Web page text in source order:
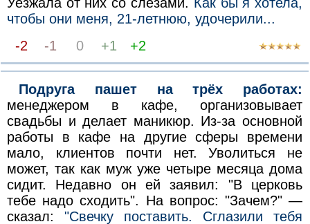
чтобы они меня, 21-летнюю, удочерили...
-2
-1 0 +1 +2
Подруга пашет на трёх работах:
менеджером в кафе, организовывает
свадьбы и делает маникюр. Из-за основной
работы в кафе на другие сферы времени
мало, клиентов почти нет. Уволиться не
может, так как муж уже четыре месяца дома
сидит. Недавно он ей заявил: "В церковь
тебе надо сходить". На вопрос: "Зачем?" —
сказал: "Свечку поставить. Сглазили тебя